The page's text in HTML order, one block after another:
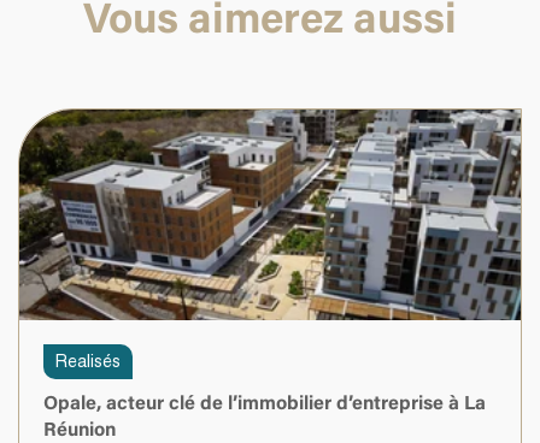
Vous aimerez aussi
Realisés
Opale, acteur clé de l’immobilier d’entreprise à La
Réunion